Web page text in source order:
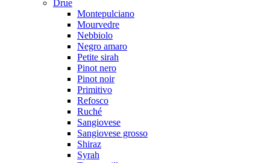
Drue
Montepulciano
Mourvedre
Nebbiolo
Negro amaro
Petite sirah
Pinot nero
Pinot noir
Primitivo
Refosco
Ruché
Sangiovese
Sangiovese grosso
Shiraz
Syrah